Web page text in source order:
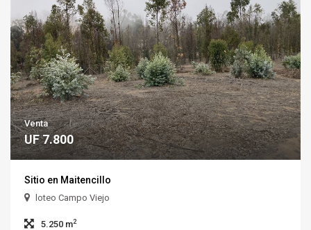
Venta
UF 7.800
Sitio en Maitencillo
loteo Campo Viejo
5.250 m2